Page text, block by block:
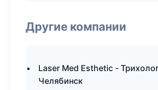
Другие компании
Laser Med Esthetic -
Челябинск